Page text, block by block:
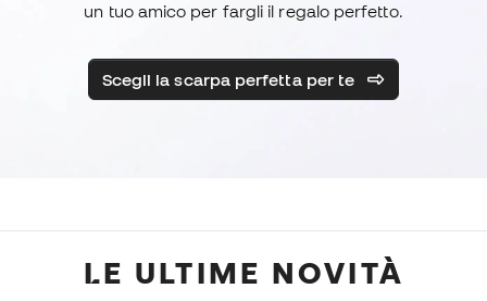
un tuo amico per fargli il regalo perfetto.
Scegli la scarpa perfetta per te
LE ULTIME NOVITÀ